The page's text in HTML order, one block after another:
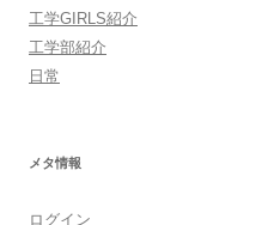
工学GIRLS紹介
工学部紹介
日常
メタ情報
ログイン